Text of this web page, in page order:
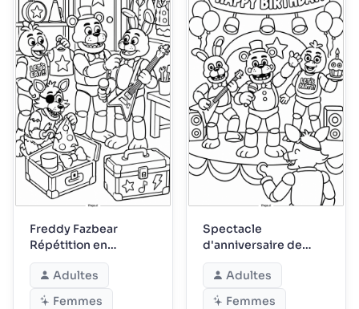
Freddy Fazbear
Répétition en
Coulisses
Adultes
Femmes
Spectacle
d'anniversaire de
Freddy Fazbear sur
scèneAdultes
Femmes